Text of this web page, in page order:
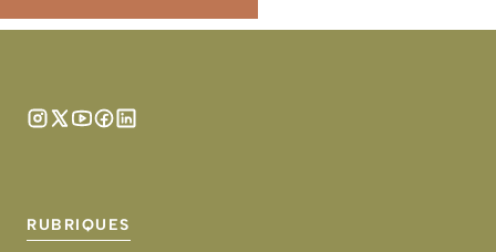
RUBRIQUES